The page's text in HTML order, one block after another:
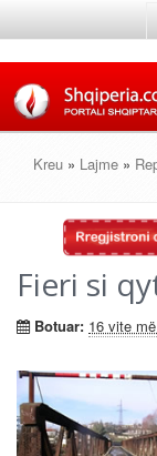
Kreu » Lajme »
Fieri si
Botuar: 16 vite